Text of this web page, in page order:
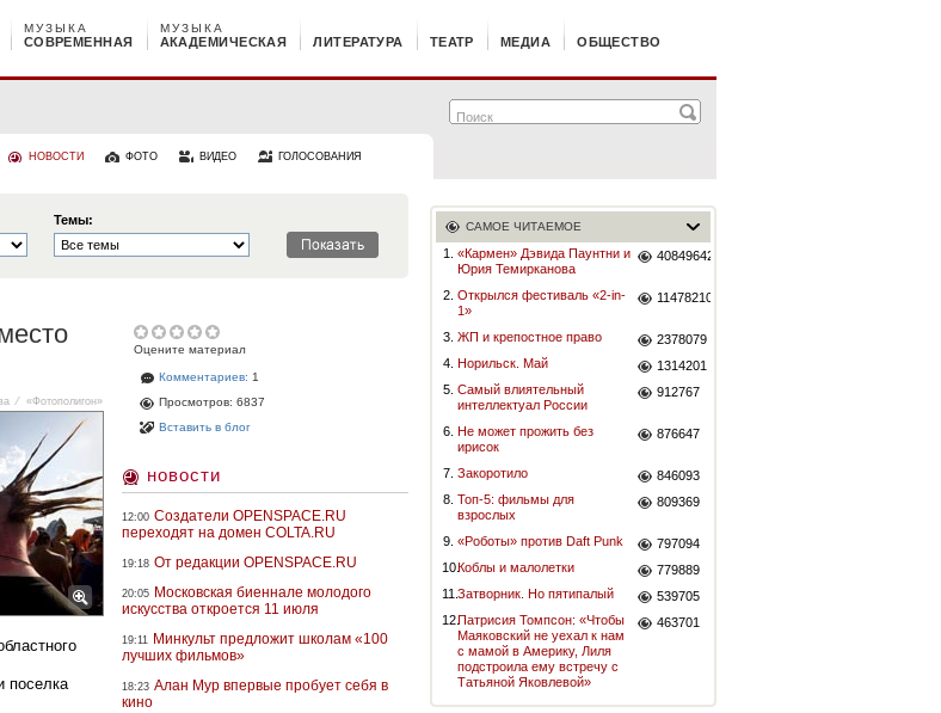
СОВРЕМЕННАЯ
МУЗЫКА
АКАДЕМИЧЕСКАЯ
МУЗЫКА
ЛИТЕРАТУРА ТЕАТР МЕДИА ОБЩЕСТВО
НОВОСТИ ФОТО ВИДЕО ГОЛОСОВАНИЯ
Темы:
⁄ «Фотополигон»
поселка
Оцените материал
Комментариев: 1
Просмотров: 6837
Вставить в блог
новости
12:00 Создатели OPENSPACE.RU
переходят на домен COLTA.RU
19:18 От редакции OPENSPACE.RU
20:05 Московская биеннале молодого
искусства откроется 11 июля
19:11 Минкульт предложит школам «100
лучших фильмов»
18:23 Алан Мур впервые пробует себя в
кино
САМОЕ ЧИТАЕМОЕ
1.
«Кармен» Дэвида Паунтни и
Юрия Темирканова
40849642
2. Открылся фестиваль «2-in-
1»
11478210
3. ЖП и крепостное право
2378079
4. Норильск. Май
1314201
5. Самый влиятельный
интеллектуал России
912767
6. Не может прожить без
ирисок
876647
7. Закоротило
846093
8. Топ-5: фильмы для
взрослых
809369
9. «Роботы» против Daft Punk
797094
10.Коблы и малолетки
779889
11.Затворник. Но пятипалый
539705
12.Патрисия Томпсон: «Чтобы
Маяковский не уехал к нам
с мамой в Америку, Лиля
подстроила ему встречу с
Татьяной Яковлевой»
463701